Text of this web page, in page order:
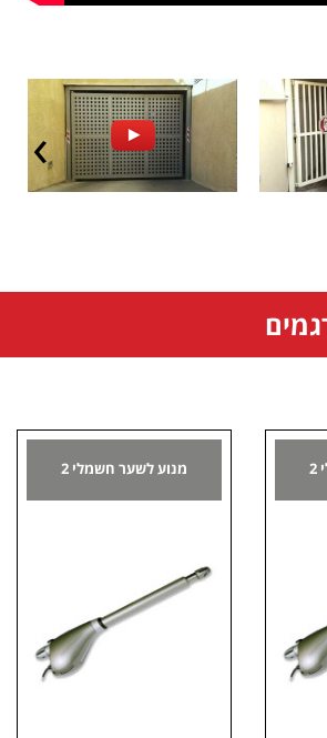
מנוע לשער חשמלי 2